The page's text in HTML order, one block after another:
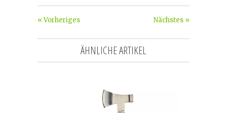
Nächstes »
« Vorheriges
ÄHNLICHE ARTIKEL